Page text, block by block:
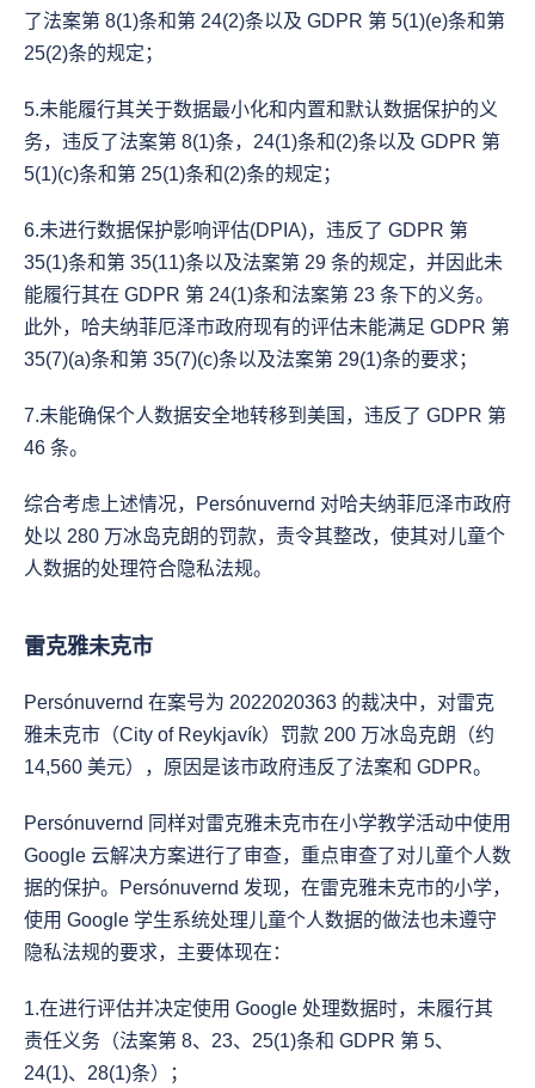
了法案第 8(1)条和第 24(2)条以及 GDPR 第 5(1)(e)条和第
25(2)条的规定；
5.未能履行其关于数据最小化和内置和默认数据保护的义
务，违反了法案第 8(1)条，24(1)条和(2)条以及 GDPR 第
5(1)(c)条和第 25(1)条和(2)条的规定；
6.未进行数据保护影响评估(DPIA)，违反了 GDPR 第
35(1)条和第 35(11)条以及法案第 29 条的规定，并因此未
能履行其在 GDPR 第 24(1)条和法案第 23 条下的义务。
此外，哈夫纳菲厄泽市政府现有的评估未能满足 GDPR 第
35(7)(a)条和第 35(7)(c)条以及法案第 29(1)条的要求；
7.未能确保个人数据安全地转移到美国，违反了 GDPR 第
46 条。
综合考虑上述情况，Persónuvernd 对哈夫纳菲厄泽市政府
处以 280 万冰岛克朗的罚款，责令其整改，使其对儿童个
人数据的处理符合隐私法规。
雷克雅未克市
Persónuvernd 在案号为 2022020363 的裁决中，对雷克
雅未克市（City of Reykjavík）罚款 200 万冰岛克朗（约
14,560 美元），原因是该市政府违反了法案和 GDPR。
Persónuvernd 同样对雷克雅未克市在小学教学活动中使用
Google 云解决方案进行了审查，重点审查了对儿童个人数
据的保护。Persónuvernd 发现，在雷克雅未克市的小学，
使用 Google 学生系统处理儿童个人数据的做法也未遵守
隐私法规的要求，主要体现在：
1.在进行评估并决定使用 Google 处理数据时，未履行其
责任义务（法案第 8、23、25(1)条和 GDPR 第 5、
24(1)、28(1)条）；